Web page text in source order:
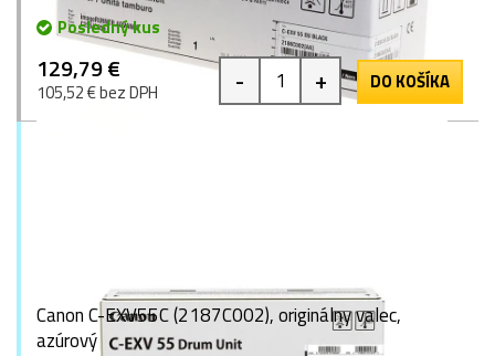
Posledný kus
129,79 €
105,52 € bez DPH - + DO KOŠÍKA
Canon C-EXV55C (2187C002), originálny valec,
azúrový